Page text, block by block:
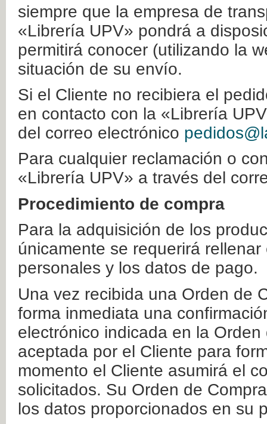
siempre que la empresa de
«Librería UPV» pondrá a
permitirá conocer (utilizando la
situación de su envío.
Si el Cliente no recibiera el
en contacto con la «Librería
del correo electrónico
Para cualquier reclamación o
«Librería UPV» a través del
Procedimiento de compra
Para la adquisición de los
únicamente se requerirá
personales y los datos de pago.
Una vez recibida una Orden de
forma inmediata una
electrónico indicada en la
aceptada por el Cliente para
momento el Cliente asumirá el
solicitados. Su Orden de
los datos proporcionados en su